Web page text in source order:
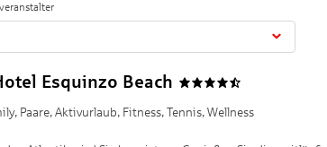
Esquinzo Beach
Paare, Aktivurlaub, Fitness, Tennis, Wellness